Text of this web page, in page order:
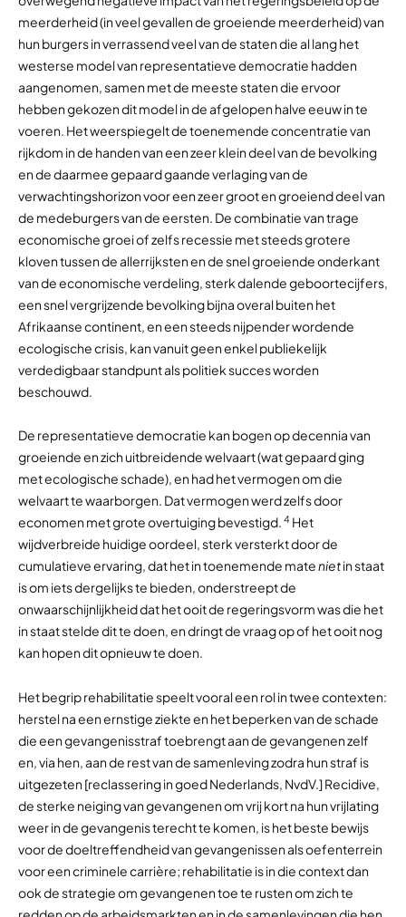
meerderheid (in veel gevallen de groeiende meerderheid) van
hun burgers in verrassend veel van de staten die al lang het
westerse model van representatieve democratie hadden
aangenomen, samen met de meeste staten die ervoor
hebben gekozen dit model in de afgelopen halve eeuw in te
voeren. Het weerspiegelt de toenemende concentratie van
rijkdom in de handen van een zeer klein deel van de bevolking
en de daarmee gepaard gaande verlaging van de
verwachtingshorizon voor een zeer groot en groeiend deel van
de medeburgers van de eersten. De combinatie van trage
economische groei of zelfs recessie met steeds grotere
kloven tussen de allerrijksten en de snel groeiende onderkant
van de economische verdeling, sterk dalende geboortecijfers,
een snel vergrijzende bevolking bijna overal buiten het
Afrikaanse continent, en een steeds nijpender wordende
ecologische crisis, kan vanuit geen enkel publiekelijk
verdedigbaar standpunt als politiek succes worden
beschouwd.
De representatieve democratie kan bogen op decennia van
groeiende en zich uitbreidende welvaart (wat gepaard ging
met ecologische schade), en had het vermogen om die
welvaart te waarborgen. Dat vermogen werd zelfs door
economen met grote overtuiging bevestigd. 4 Het
wijdverbreide huidige oordeel, sterk versterkt door de
cumulatieve ervaring, dat het in toenemende matenietin staat
is om iets dergelijks te bieden, onderstreept de
onwaarschijnlijkheid dat het ooit de regeringsvorm was die het
in staat stelde dit te doen, en dringt de vraag op of het ooit nog
kan hopen dit opnieuw te doen.
Het begrip rehabilitatie speelt vooral een rol in twee contexten:
herstel na een ernstige ziekte en het beperken van de schade
die een gevangenisstraf toebrengt aan de gevangenen zelf
en, via hen, aan de rest van de samenleving zodra hun straf is
uitgezeten [reclassering in goed Nederlands, NvdV.] Recidive,
de sterke neiging van gevangenen om vrij kort na hun vrijlating
weer in de gevangenis terecht te komen, is het beste bewijs
voor de doeltreffendheid van gevangenissen als oefenterrein
voor een criminele carrière; rehabilitatie is in die context dan
ook de strategie om gevangenen toe te rusten om zich te